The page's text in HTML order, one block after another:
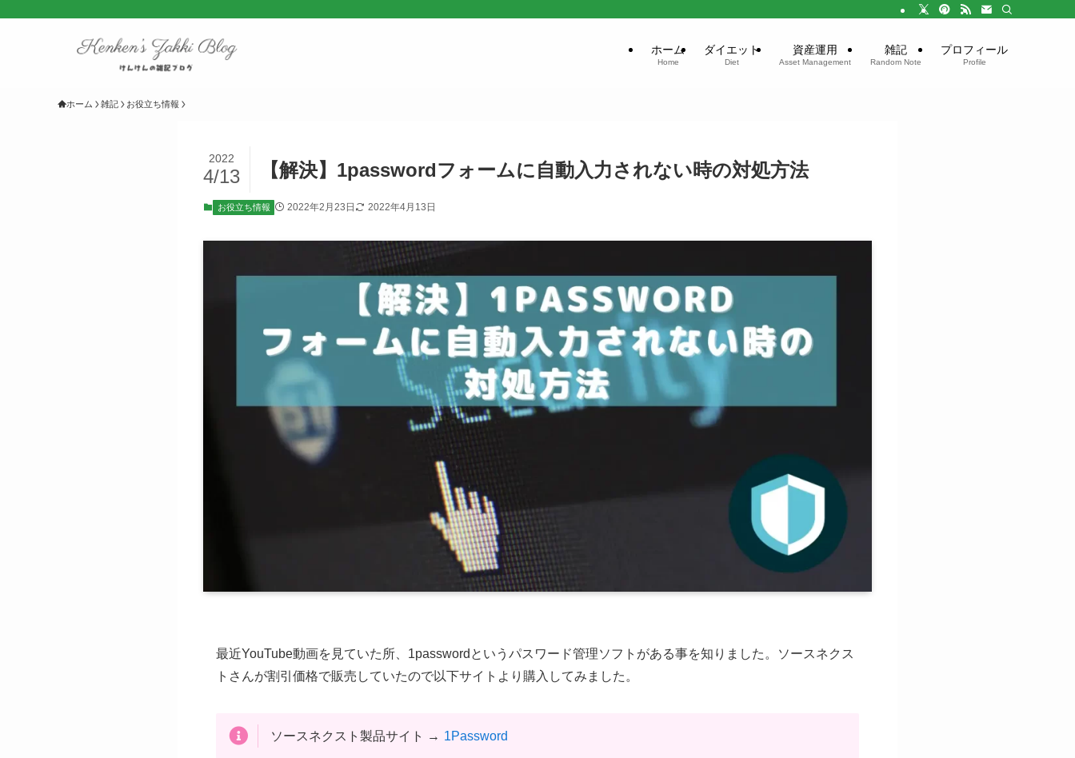
ホーム
Home
ダイエット
Diet
資産運用
Asset Management
雑記
Random Note
プロフィール
Profile
ホーム 雑記 お役立ち情報
【解決】1passwordフォームに自動入力されない時の対処方法
2022
4/13
お役立ち情報 2022年2月23日 2022年4月13日
最近YouTube動画を見ていた所、1passwordというパスワード管理ソフトがある事を知りました。ソースネクス
トさんが割引価格で販売していたので以下サイトより購入してみました。
ソースネクスト製品サイト → 1Password